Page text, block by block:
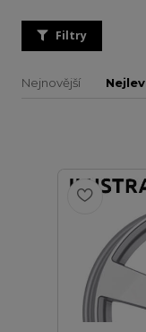
Filtry
Nejnovější